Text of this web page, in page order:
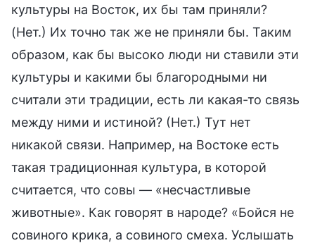
культуры на Восток, их бы там приняли?
(Нет.) Их точно так же не приняли бы. Таким
образом, как бы высоко люди ни ставили эти
культуры и какими бы благородными ни
считали эти традиции, есть ли какая-то связь
между ними и истиной? (Нет.) Тут нет
никакой связи. Например, на Востоке есть
такая традиционная культура, в которой
считается, что совы — «несчастливые
животные». Как говорят в народе? «Бойся не
совиного крика, а совиного смеха. Услышать